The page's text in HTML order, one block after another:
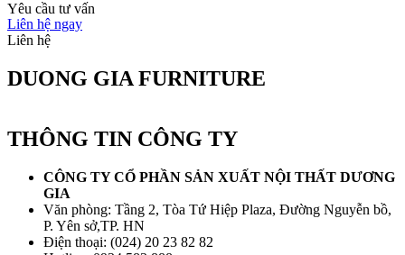
Yêu cầu tư vấn
Liên hệ ngay
Liên hệ
DUONG GIA FURNITURE
THÔNG TIN CÔNG TY
CÔNG TY CỔ PHẦN SẢN XUẤT NỘI THẤT DƯƠNG
GIA
Văn phòng: Tầng 2, Tòa Tứ Hiệp Plaza, Đường Nguyễn bồ,
P. Yên sở,TP. HN
Điện thoại: (024) 20 23 82 82